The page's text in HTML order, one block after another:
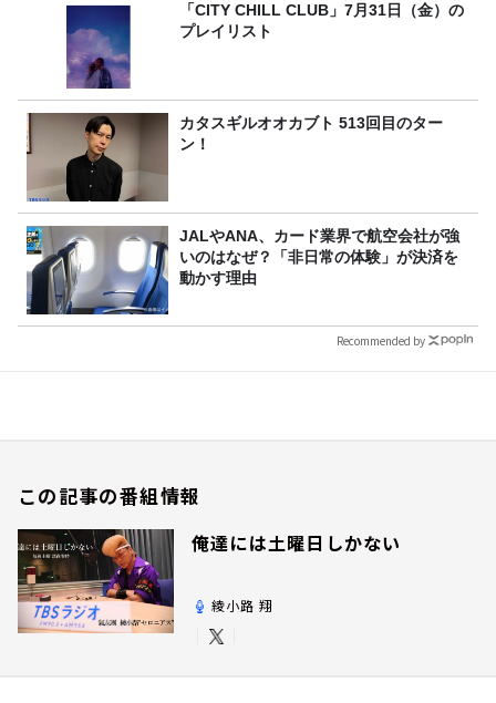
「CITY CHILL CLUB」7月31日（金）の
プレイリスト
カタスギルオオカブト 513回目のター
ン！
JALやANA、カード業界で航空会社が強
いのはなぜ？「非日常の体験」が決済を
動かす理由
Recommended by
この記事の番組情報
俺達には土曜日しかない
綾小路 翔